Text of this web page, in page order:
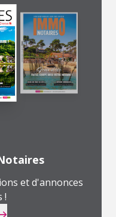
et d'annonces
!